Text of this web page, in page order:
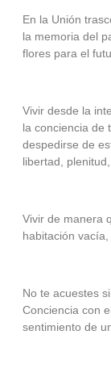
En la Unión
la memoria del
flores para el
Vivir desde la
la conciencia de
despedirse de
libertad,
Vivir de manera
habitación
No te acuestes
Conciencia con
sentimiento de